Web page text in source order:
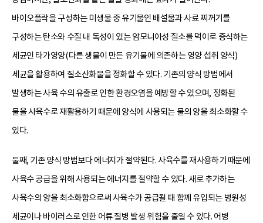
바이오플락을 구성하는 미생물 중 유기물인 배설물과 사료 찌꺼기를
구성하는 탄소와 수질 내 독성이 있는 암모니아성 질소를 먹이로 증식하는
세균인 타가영양(다른 생물이 만든 유기물에 의존하는 영양 섭취 양식)
세균을 활용하여 질소산화물을 정화할 수 있다. 기존의 양식 방법에서
발생하는 사육 수의 유출로 인한 환경오염을 예방할 수 있으며, 정화된
물을 사육수로 재활용하기 때문에 양식에 사용되는 물의 양을 최소화할 수
있다.
둘째, 기존 양식 방법보다 에너지가 절약된다. 사육수를 재사용하기 때문에
사육수 공급을 위해 사용되는 에너지를 절약할 수 있다. 새로 추가하는
사육수의 양을 최소화함으로써 사육수가 공급될 때 함께 유입되는 병원성
세균이나 바이러스로 인한 어류 질병 발생 위험을 줄일 수 있다. 어병